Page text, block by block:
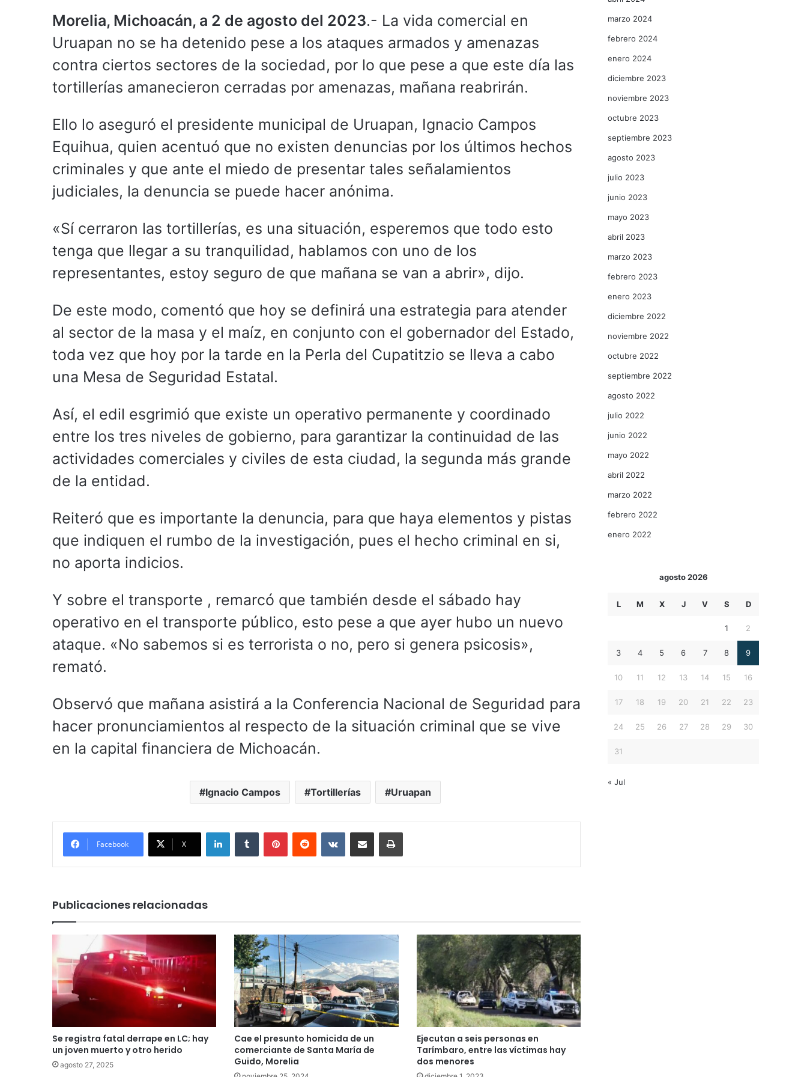
Morelia, Michoacán, a 2 de agosto del 2023.- La vida comercial en
Uruapan no se ha detenido pese a los ataques armados y amenazas
contra ciertos sectores de la sociedad, por lo que pese a que este día las
tortillerías amanecieron cerradas por amenazas, mañana reabrirán.
Ello lo aseguró el presidente municipal de Uruapan, Ignacio Campos
Equihua, quien acentuó que no existen denuncias por los últimos hechos
criminales y que ante el miedo de presentar tales señalamientos
judiciales, la denuncia se puede hacer anónima.
«Sí cerraron las tortillerías, es una situación, esperemos que todo esto
tenga que llegar a su tranquilidad, hablamos con uno de los
representantes, estoy seguro de que mañana se van a abrir», dijo.
De este modo, comentó que hoy se definirá una estrategia para atender
al sector de la masa y el maíz, en conjunto con el gobernador del Estado,
toda vez que hoy por la tarde en la Perla del Cupatitzio se lleva a cabo
una Mesa de Seguridad Estatal.
Así, el edil esgrimió que existe un operativo permanente y coordinado
entre los tres niveles de gobierno, para garantizar la continuidad de las
actividades comerciales y civiles de esta ciudad, la segunda más grande
de la entidad.
Reiteró que es importante la denuncia, para que haya elementos y pistas
que indiquen el rumbo de la investigación, pues el hecho criminal en si,
no aporta indicios.
Y sobre el transporte , remarcó que también desde el sábado hay
operativo en el transporte público, esto pese a que ayer hubo un nuevo
ataque. «No sabemos si es terrorista o no, pero si genera psicosis»,
remató.
Observó que mañana asistirá a la Conferencia Nacional de Seguridad para
hacer pronunciamientos al respecto de la situación criminal que se vive
en la capital financiera de Michoacán.
Ignacio Campos Tortillerías Uruapan
Facebook X
LinkedInTumblr PinterestReddit VKontakteCompartir por correo electrónicoImprimir
Publicaciones relacionadas
Se registra fatal derrape en LC; hay
un joven muerto y otro herido
agosto 27, 2025
Cae el presunto homicida de un
comerciante de Santa María de
Guido, Morelia
Ejecutan a seis personas en
Tarímbaro, entre las víctimas hay
dos menores
marzo 2024
febrero 2024
enero 2024
diciembre 2023
noviembre 2023
octubre 2023
septiembre 2023
agosto 2023
julio 2023
junio 2023
mayo 2023
abril 2023
marzo 2023
febrero 2023
enero 2023
diciembre 2022
noviembre 2022
octubre 2022
septiembre 2022
agosto 2022
julio 2022
junio 2022
mayo 2022
abril 2022
marzo 2022
febrero 2022
enero 2022
agosto 2026
L M X J V S D
1 2
3 4 5 6 7 8 9
10 11 12 13 14 15 16
17 18 19 20 21 22 23
24 25 26 27 28 29 30
31
« Jul